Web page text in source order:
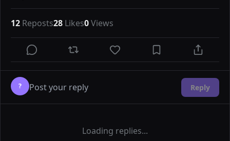
12 Reposts28 Likes0Views
? Reply
Loading replies...